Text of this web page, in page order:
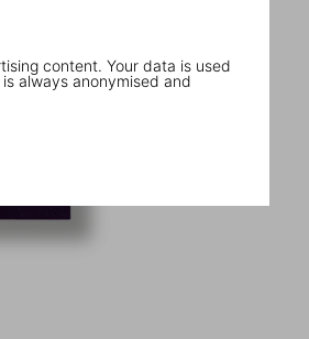
content. Your data is used
always anonymised and